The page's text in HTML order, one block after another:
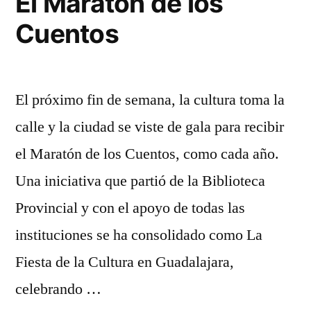
Cuentos
El próximo fin de semana, la cultura toma la
calle y la ciudad se viste de gala para recibir
el Maratón de los Cuentos, como cada año.
Una iniciativa que partió de la Biblioteca
Provincial y con el apoyo de todas las
instituciones se ha consolidado como La
Fiesta de la Cultura en Guadalajara,
celebrando …